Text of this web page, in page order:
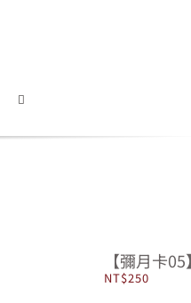
【彌月卡05】
NT$250